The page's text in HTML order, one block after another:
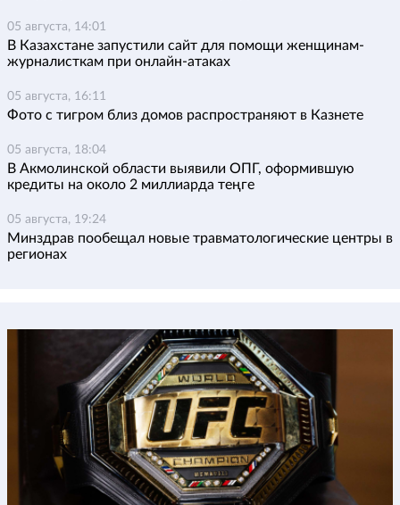
05 августа, 14:01
В Казахстане запустили сайт для помощи женщинам-
журналисткам при онлайн-атаках
05 августа, 16:11
Фото с тигром близ домов распространяют в Казнете
05 августа, 18:04
В Акмолинской области выявили ОПГ, оформившую
кредиты на около 2 миллиарда теңге
05 августа, 19:24
Минздрав пообещал новые травматологические центры в
регионах